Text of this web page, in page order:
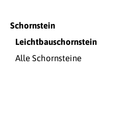
Schornstein
Leichtbauschornstein
Alle Schornsteine